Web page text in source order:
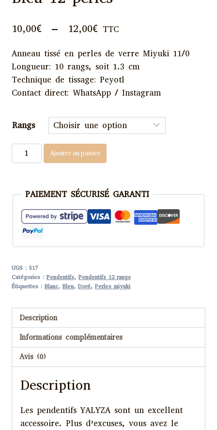
10,00€ – 12,00€ Plage
prix :
10,00€
à
TTC
Anneau tissé en perles de verre Miyuki 11/0
Longueur: 10 rangs, soit 1.3 cm
Technique de tissage: Peyotl
Contact direct: WhatsApp / Instagram
Rangs
quantité
de
Miyuki
Blanc
Bleu
Ajouter au panier
PAIEMENT SÉCURISÉ GARANTI
UGS : 517
Catégories : Pendentifs, Pendentifs 12 rangs
Étiquettes : Blanc, Bleu, Doré, Perles miyuki
Description
Informations complémentaires
Avis (0)
Description
Les pendentifs YALYZA sont un excellent
accessoire. Plus d’excuses, vous avez le